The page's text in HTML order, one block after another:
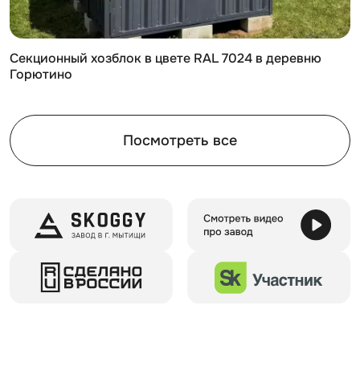
контейнера является то, что это сборно-разборная
конструкция. Постройку можно как легко собрать, так
теряя при этом эксплуатационных и механических
характеристик. Напарник, шуруповерт и защитные
средства: все что вам нужно для правильной и
месте.
Секционный хозблок в цвете RAL 7024 в деревню
Горютино
Посмотреть все